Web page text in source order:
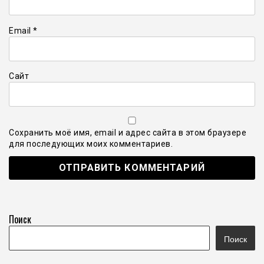
Email *
Сайт
Сохранить моё имя, email и адрес сайта в этом браузере
для последующих моих комментариев.
Поиск
Поиск